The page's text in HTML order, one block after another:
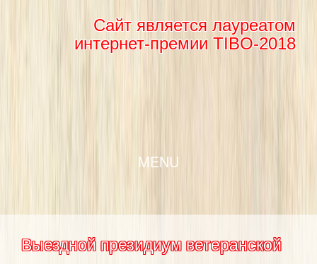
Сайт является лауреатом
интернет-премии TIBO-2018
MENU
Выездной президиум ветеранской